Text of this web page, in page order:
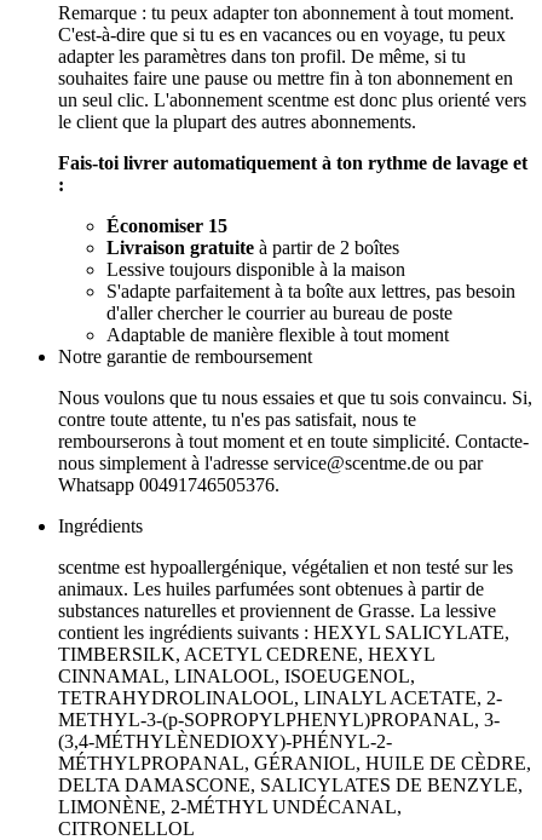
Remarque : tu peux adapter ton abonnement à tout moment.
C'est-à-dire que si tu es en vacances ou en voyage, tu peux
adapter les paramètres dans ton profil. De même, si tu
souhaites faire une pause ou mettre fin à ton abonnement en
un seul clic. L'abonnement scentme est donc plus orienté vers
le client que la plupart des autres abonnements.
Fais-toi livrer automatiquement à ton rythme de lavage et
:
Économiser 15
Livraison gratuite à partir de 2 boîtes
Lessive toujours disponible à la maison
S'adapte parfaitement à ta boîte aux lettres, pas besoin
d'aller chercher le courrier au bureau de poste
Adaptable de manière flexible à tout moment
Notre garantie de remboursement
Nous voulons que tu nous essaies et que tu sois convaincu. Si,
contre toute attente, tu n'es pas satisfait, nous te
rembourserons à tout moment et en toute simplicité. Contacte-
nous simplement à l'adresse service@scentme.de ou par
Whatsapp 00491746505376.
Ingrédients
scentme est hypoallergénique, végétalien et non testé sur les
animaux. Les huiles parfumées sont obtenues à partir de
substances naturelles et proviennent de Grasse. La lessive
contient les ingrédients suivants : HEXYL SALICYLATE,
TIMBERSILK, ACETYL CEDRENE, HEXYL
CINNAMAL, LINALOOL, ISOEUGENOL,
TETRAHYDROLINALOOL, LINALYL ACETATE, 2-
METHYL-3-(p-SOPROPYLPHENYL)PROPANAL, 3-
(3,4-MÉTHYLÈNEDIOXY)-PHÉNYL-2-
MÉTHYLPROPANAL, GÉRANIOL, HUILE DE CÈDRE,
DELTA DAMASCONE, SALICYLATES DE BENZYLE,
LIMONÈNE, 2-MÉTHYL UNDÉCANAL,
CITRONELLOL